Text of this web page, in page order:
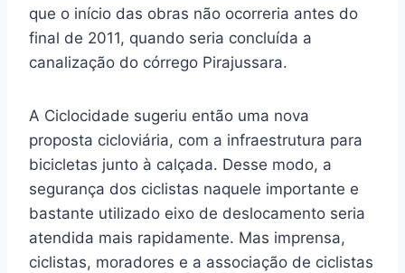
que o início das obras não ocorreria antes do
final de 2011, quando seria concluída a
canalização do córrego Pirajussara.
A Ciclocidade sugeriu então uma nova
proposta cicloviária, com a infraestrutura para
bicicletas junto à calçada. Desse modo, a
segurança dos ciclistas naquele importante e
bastante utilizado eixo de deslocamento seria
atendida mais rapidamente. Mas imprensa,
ciclistas, moradores e a associação de ciclistas